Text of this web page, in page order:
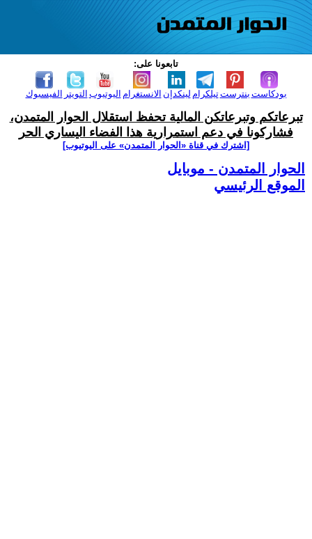
تابعونا على:
الفيسبوك التويتر اليوتيوب الانستغرام لينكدإن تيلكرامبنترست بودكاست
تبرعاتكم وتبرعاتكن المالية تحفظ استقلال الحوار المتمدن،
فشاركونا في دعم استمرارية هذا الفضاء اليساري الحر
[اشترك في قناة ‫«الحوار المتمدن» على اليوتيوب]
الحوار المتمدن - موبايل
الموقع الرئيسي